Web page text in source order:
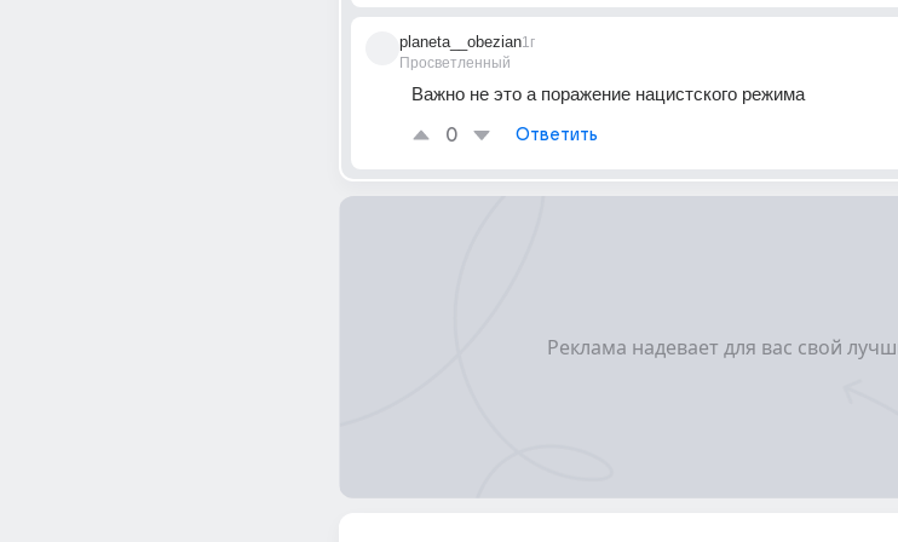
planeta__obezian
Просветленный
1г
Важно не это а поражение нацистского режима
0 Ответить